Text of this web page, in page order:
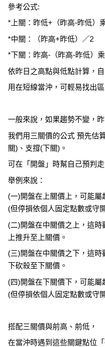
參考公式:
*上關：昨低+（昨高-昨低）
*中關：（昨高+昨低）／2
*下關：昨高-（昨高-昨低）乘
依昨日之高點與低點計算，
用在短線當沖，可輕易找出
一般來說，如果趨勢不變，
我們用三關價的公式 預先估
關)、支撐(下關)。
可在「開盤」時幫自己預判走
舉例來說：
(一)開盤在上關價上，可能
(但停損依個人固定點數或守
(二)開盤在中關價之上，這
上推升至上關價。
(三)開盤在中關價之下，這
下砍殺至下關價。
(四)開盤在下關價下，可能
(但停損依個人固定點數或守
搭配三關價與前高、前低，
在當沖時遇到這些關鍵點位